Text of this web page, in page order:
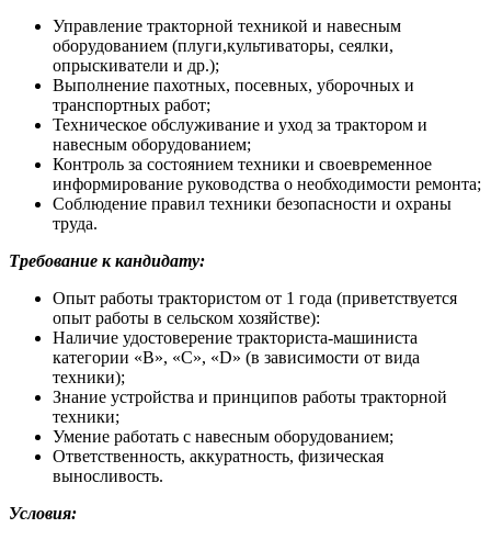
Управление тракторной техникой и навесным
оборудованием (плуги,культиваторы, сеялки,
опрыскиватели и др.);
Выполнение пахотных, посевных, уборочных и
транспортных работ;
Техническое обслуживание и уход за трактором и
навесным оборудованием;
Контроль за состоянием техники и своевременное
информирование руководства о необходимости ремонта;
Соблюдение правил техники безопасности и охраны
труда.
Требование к кандидату:
Опыт работы трактористом от 1 года (приветствуется
опыт работы в сельском хозяйстве):
Наличие удостоверение тракториста-машиниста
категории «В», «С», «D» (в зависимости от вида
техники);
Знание устройства и принципов работы тракторной
техники;
Умение работать с навесным оборудованием;
Ответственность, аккуратность, физическая
выносливость.
Условия: